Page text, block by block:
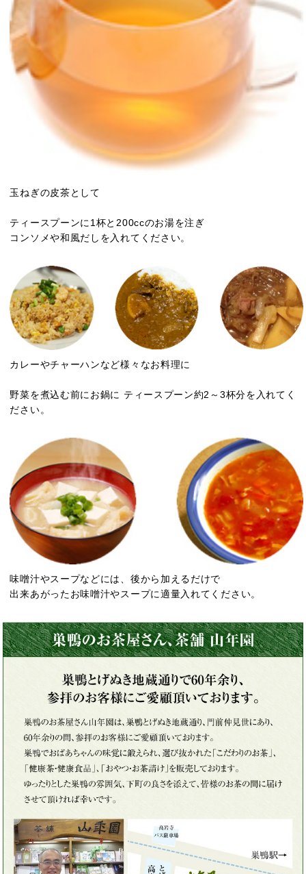
玉ねぎの皮茶として
ティースプーンに1杯と200ccのお湯を注ぎ
コンソメや和風だしを入れてください。
カレーやチャーハンなど様々なお料理に
野菜を煮込む前にお鍋に ティースプーン約2～3杯分を入れてく
ださい。
味噌汁やスープなどには、後から加えるだけで
出来あがったお味噌汁やスープに適量入れてください。